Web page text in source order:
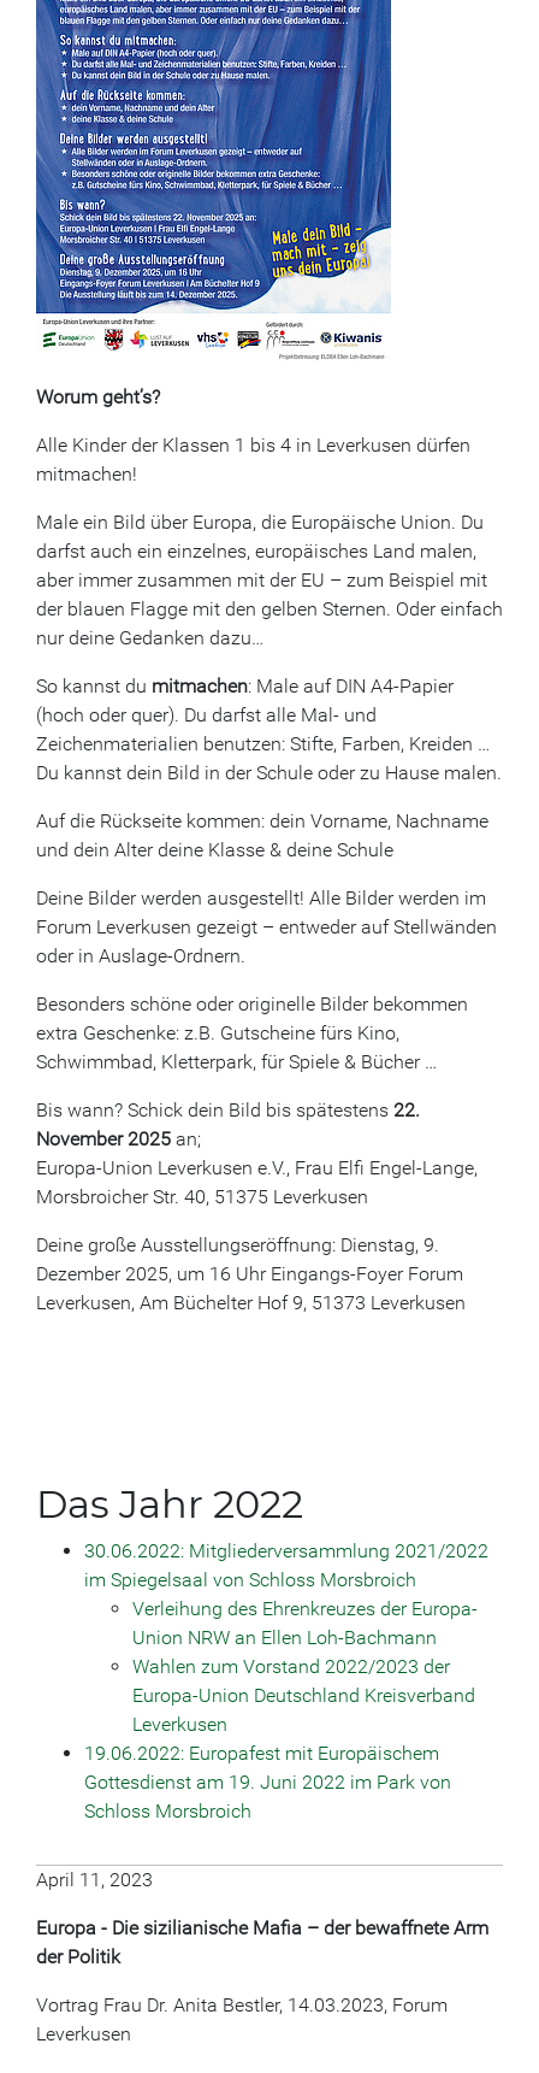
Worum geht’s?
Alle Kinder der Klassen 1 bis 4 in Leverkusen dürfen
mitmachen!
Male ein Bild über Europa, die Europäische Union. Du
darfst auch ein einzelnes, europäisches Land malen,
aber immer zusammen mit der EU – zum Beispiel mit
der blauen Flagge mit den gelben Sternen. Oder einfach
nur deine Gedanken dazu…
So kannst du mitmachen: Male auf DIN A4-Papier
(hoch oder quer). Du darfst alle Mal- und
Zeichenmaterialien benutzen: Stifte, Farben, Kreiden …
Du kannst dein Bild in der Schule oder zu Hause malen.
Auf die Rückseite kommen: dein Vorname, Nachname
und dein Alter deine Klasse & deine Schule
Deine Bilder werden ausgestellt! Alle Bilder werden im
Forum Leverkusen gezeigt – entweder auf Stellwänden
oder in Auslage-Ordnern.
Besonders schöne oder originelle Bilder bekommen
extra Geschenke: z.B. Gutscheine fürs Kino,
Schwimmbad, Kletterpark, für Spiele & Bücher …
Bis wann? Schick dein Bild bis spätestens 22.
November 2025 an;
Europa-Union Leverkusen e.V., Frau Elfi Engel-Lange,
Morsbroicher Str. 40, 51375 Leverkusen
Deine große Ausstellungseröffnung: Dienstag, 9.
Dezember 2025, um 16 Uhr Eingangs-Foyer Forum
Leverkusen, Am Büchelter Hof 9, 51373 Leverkusen
Das Jahr 2022
30.06.2022: Mitgliederversammlung 2021/2022
im Spiegelsaal von Schloss Morsbroich
Verleihung des Ehrenkreuzes der Europa-
Union NRW an Ellen Loh-Bachmann
Wahlen zum Vorstand 2022/2023 der
Europa-Union Deutschland Kreisverband
Leverkusen
19.06.2022: Europafest mit Europäischem
Gottesdienst am 19. Juni 2022 im Park von
Schloss Morsbroich
April 11, 2023
Europa - Die sizilianische Mafia – der bewaffnete Arm
der Politik
Vortrag Frau Dr. Anita Bestler, 14.03.2023, Forum
Leverkusen